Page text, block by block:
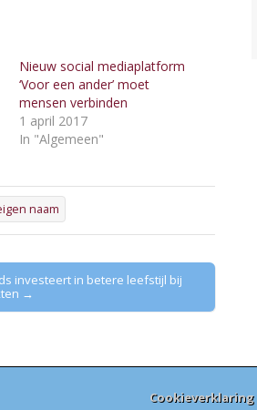
Nieuw social mediaplatform
‘Voor een ander’ moet
mensen verbinden
1 april 2017
In "Algemeen"
naam
investeert in betere leefstijl bij
→
Cookieverklaring